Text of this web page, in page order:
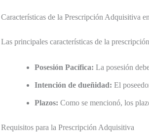
Características de la Prescripción Adquisitiva
Las principales características de la
Posesión Pacífica: La posesión
Intención de dueñidad: El
Plazos: Como se mencionó, los
Requisitos para la Prescripción Adquisitiva